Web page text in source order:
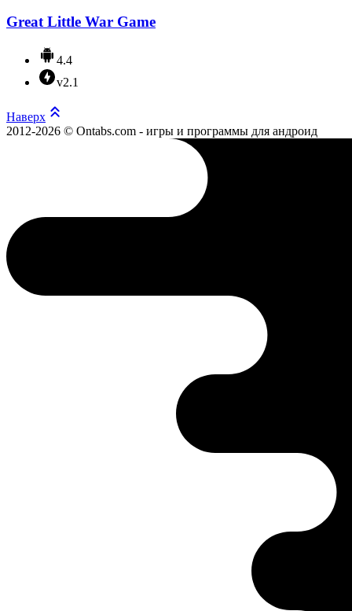
Great Little War Game
4.4
v2.1
Наверх
2012-2026 © Ontabs.com - игры и программы для андроид